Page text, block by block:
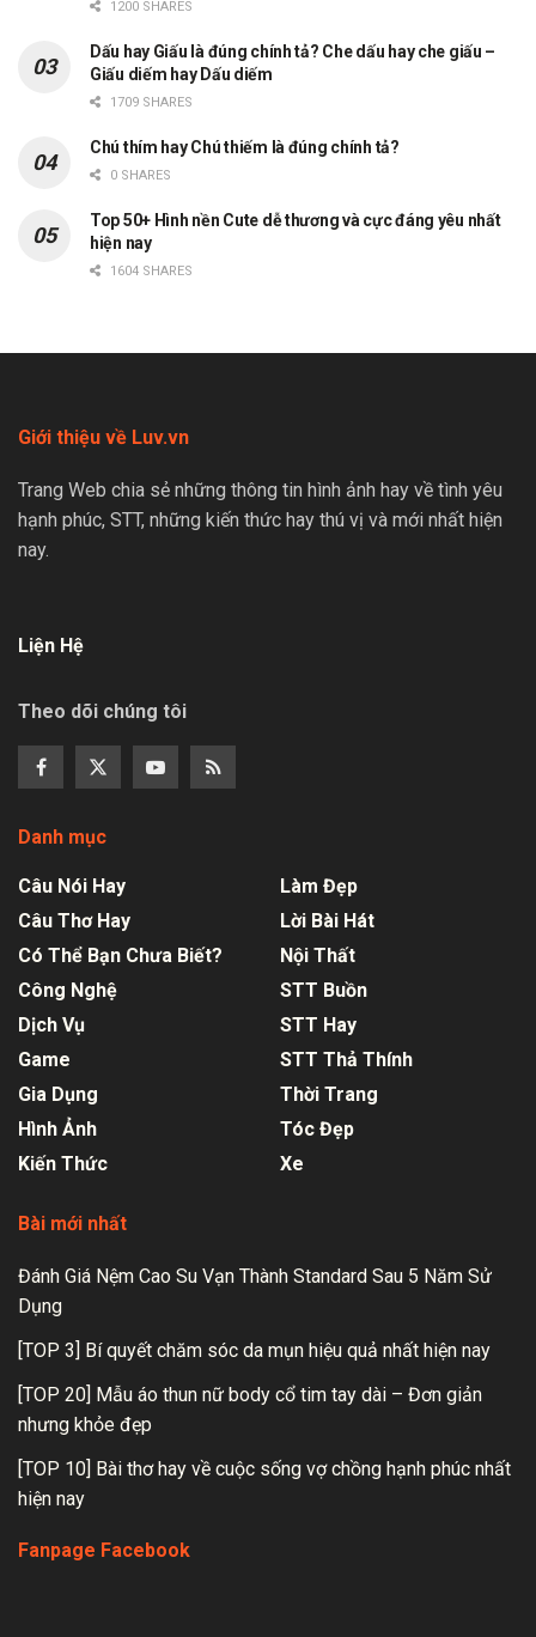
1200 SHARES
Dấu hay Giấu là đúng chính tả? Che dấu hay che giấu –
Giấu diếm hay Dấu diếm
1709 SHARES
Chú thím hay Chú thiếm là đúng chính tả?
0 SHARES
Top 50+ Hình nền Cute dễ thương và cực đáng yêu nhất
hiện nay
1604 SHARES
Giới thiệu về Luv.vn
Trang Web chia sẻ những thông tin hình ảnh hay về tình yêu
hạnh phúc, STT, những kiến thức hay thú vị và mới nhất hiện
nay.
Liện Hệ
Theo dõi chúng tôi
Danh mục
Câu Nói Hay
Câu Thơ Hay
Có Thể Bạn Chưa Biết?
Công Nghệ
Dịch Vụ
Game
Gia Dụng
Hình Ảnh
Kiến Thức
Làm Đẹp
Lời Bài Hát
Nội Thất
STT Buồn
STT Hay
STT Thả Thính
Thời Trang
Tóc Đẹp
Xe
Bài mới nhất
Đánh Giá Nệm Cao Su Vạn Thành Standard Sau 5 Năm Sử
Dụng
[TOP 3] Bí quyết chăm sóc da mụn hiệu quả nhất hiện nay
[TOP 20] Mẫu áo thun nữ body cổ tim tay dài – Đơn giản
nhưng khỏe đẹp
[TOP 10] Bài thơ hay về cuộc sống vợ chồng hạnh phúc nhất
hiện nay
Fanpage Facebook